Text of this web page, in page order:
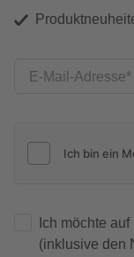
E-Mail-Adresse
Ich möchte auf
(inklusive den